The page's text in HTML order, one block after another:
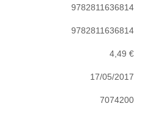
9782811636814
9782811636814
4,49 €
17/05/2017
7074200